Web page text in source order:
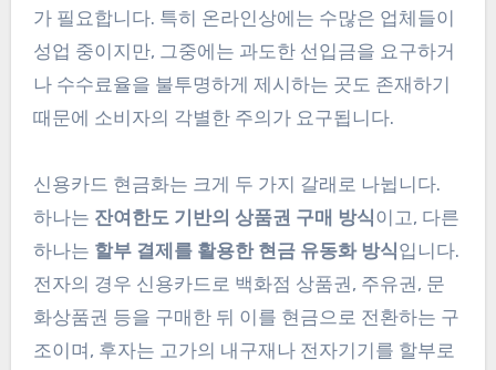
가 필요합니다. 특히 온라인상에는 수많은 업체들이
성업 중이지만, 그중에는 과도한 선입금을 요구하거
나 수수료율을 불투명하게 제시하는 곳도 존재하기
때문에 소비자의 각별한 주의가 요구됩니다.
신용카드 현금화는 크게 두 가지 갈래로 나뉩니다.
하나는 잔여한도 기반의 상품권 구매 방식이고, 다른
하나는 할부 결제를 활용한 현금 유동화 방식입니다.
전자의 경우 신용카드로 백화점 상품권, 주유권, 문
화상품권 등을 구매한 뒤 이를 현금으로 전환하는 구
조이며, 후자는 고가의 내구재나 전자기기를 할부로